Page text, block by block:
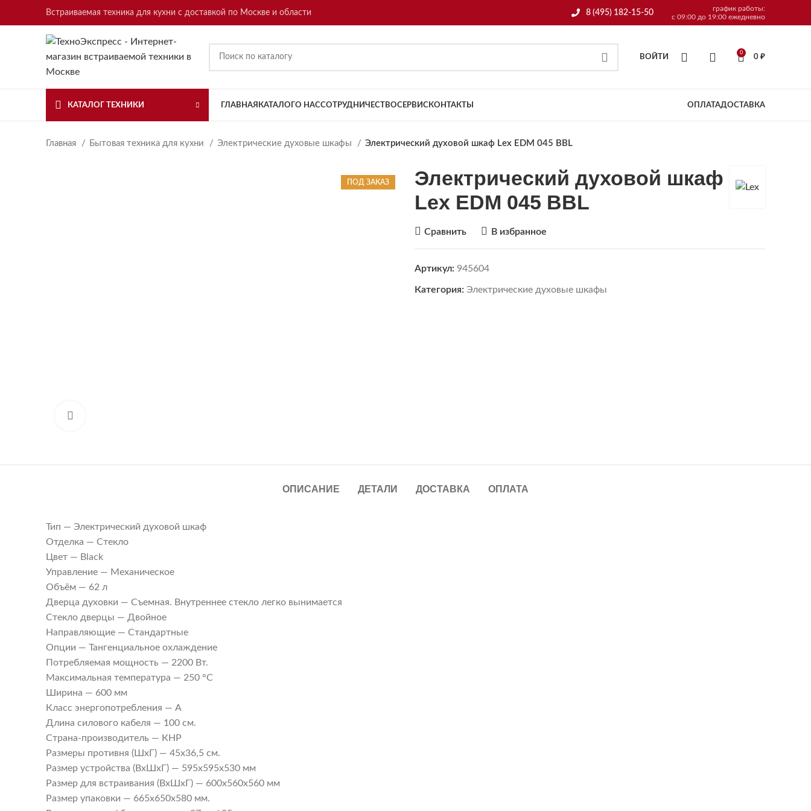
Встраиваемая техника для кухни с доставкой по Москве и области 8 (495) 182-15-50
график работы:
с 09:00 до 19:00 ежедневно
ВОЙТИ
0
0 ₽
КАТАЛОГ ТЕХНИКИ ГЛАВНАЯ КАТАЛОГО НАССОТРУДНИЧЕСТВОСЕРВИСКОНТАКТЫ ОПЛАТАДОСТАВКА
Главная Бытовая техника для кухни Электрические духовые шкафы Электрический духовой шкаф Lex EDM 045 BBL
ПОД ЗАКАЗ
Электрический духовой шкаф
Lex EDM 045 BBL
Сравнить В избранное
Артикул: 945604
Категория: Электрические духовые шкафы
ОПИСАНИЕ ДЕТАЛИ ДОСТАВКА ОПЛАТА
Тип — Электрический духовой шкаф
Отделка — Стекло
Цвет — Black
Управление — Механическое
Объём — 62 л
Дверца духовки — Съемная. Внутреннее стекло легко вынимается
Стекло дверцы — Двойное
Направляющие — Стандартные
Опции — Тангенциальное охлаждение
Потребляемая мощность — 2200 Вт.
Максимальная температура — 250 °С
Ширина — 600 мм
Класс энергопотребления — А
Длина силового кабеля — 100 см.
Страна-производитель — КНР
Размеры противня (ШхГ) — 45х36,5 см.
Размер устройства (ВхШхГ) — 595х595х530 мм
Размер для встраивания (ВхШхГ) — 600х560х560 мм
Размер упаковки — 665х650х580 мм.